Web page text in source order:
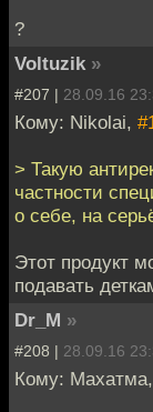
?
Voltuzik »
#207 | 28.09.16
Кому: Nikolai,
> Такую
частности
о себе, на
Этот продукт
подавать
Dr_M »
#208 | 28.09.16
Кому: Махатма,